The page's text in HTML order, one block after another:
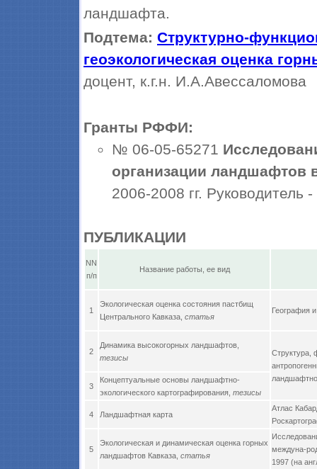
ландшафта.
Подтема: Структурно-
геоэкологическая оценка
доцент, к.г.н. И.А.Авессаломова
Гранты РФФИ:
№ 06-05-65271
организации ландшафтов
2006-2008 гг.
ПУБЛИКАЦИИ
NN
п/п
Название работы, ее вид
1
Экологическая оценка состояния пастбищ
Центрального Кавказа, статья
География
2
Динамика высокогорных ландшафтов,
тезисы
Структура,
3
Концептуальные основы ландшафтно-
экологического картографирования, тезисы
4 Ландшафтная карта
Атлас
5
Экологическая и динамическая оценка горных
ландшафтов Кавказа, статья
междуна-
1997 (на